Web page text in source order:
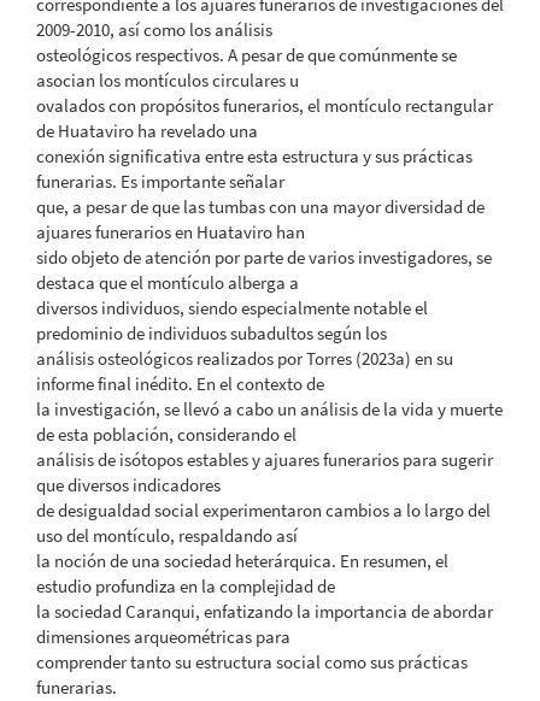
2009-2010, así como los análisis
osteológicos respectivos. A pesar de que comúnmente se
asocian los montículos circulares u
ovalados con propósitos funerarios, el montículo rectangular
de Huataviro ha revelado una
conexión significativa entre esta estructura y sus prácticas
funerarias. Es importante señalar
que, a pesar de que las tumbas con una mayor diversidad de
ajuares funerarios en Huataviro han
sido objeto de atención por parte de varios investigadores, se
destaca que el montículo alberga a
diversos individuos, siendo especialmente notable el
predominio de individuos subadultos según los
análisis osteológicos realizados por Torres (2023a) en su
informe final inédito. En el contexto de
la investigación, se llevó a cabo un análisis de la vida y muerte
de esta población, considerando el
análisis de isótopos estables y ajuares funerarios para sugerir
que diversos indicadores
de desigualdad social experimentaron cambios a lo largo del
uso del montículo, respaldando así
la noción de una sociedad heterárquica. En resumen, el
estudio profundiza en la complejidad de
la sociedad Caranqui, enfatizando la importancia de abordar
dimensiones arqueométricas para
comprender tanto su estructura social como sus prácticas
funerarias.